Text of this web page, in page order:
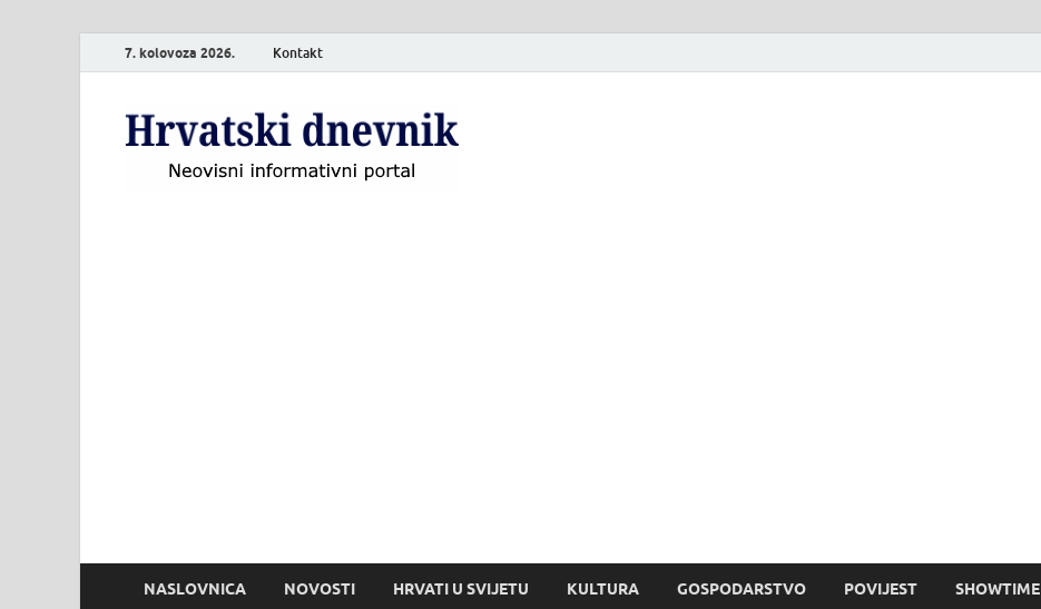
7. kolovoza 2026. Kontakt
NASLOVNICA NOVOSTI HRVATI U SVIJETU KULTURA GOSPODARSTVO POVIJEST SHOWTIME